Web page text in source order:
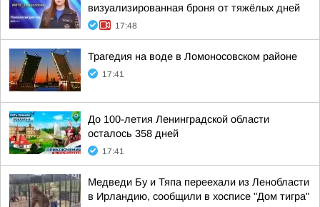
визуализированная броня от тяжёлых дней
17:48
Трагедия на воде в Ломоносовском районе
17:41
До 100-летия Ленинградской области
осталось 358 дней
17:41
Медведи Бу и Тяпа переехали из Ленобласти
в Ирландию, сообщили в хосписе "Дом тигра"